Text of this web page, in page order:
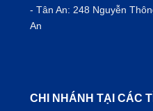
- Tân An: 248 Nguyễn
An
CHI NHÁNH TẠI CÁC